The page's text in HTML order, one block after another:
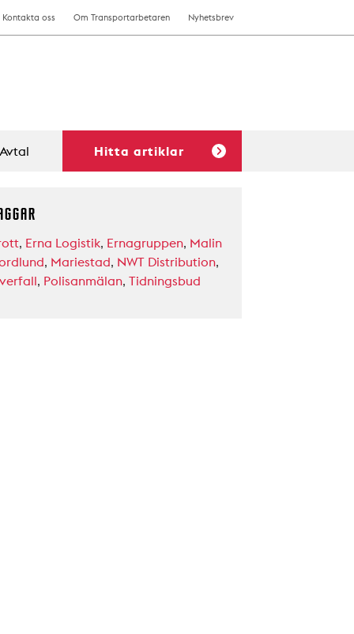
Kontakta oss Om Transportarbetaren Nyhetsbrev
Hitta artiklar
, Erna Logistik, Ernagruppen, Malin
, Mariestad, NWT Distribution,
, Polisanmälan, Tidningsbud